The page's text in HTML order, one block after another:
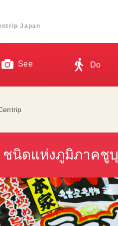
Japan
See Do
ชนิดแห่งภูมิภาคชูบุ